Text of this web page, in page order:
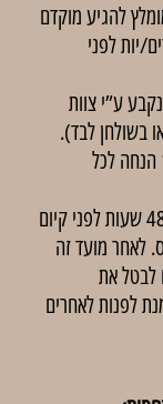
להגיע מוקדם
יות לפני
ע”י צוות
בשולחן לבד).
עם כל רכישת כרטיס ישלח קוד קופון ל15% הנחה לכל
באירועים בתשלום, ניתן לבטל כרטיסים עד 48 שעות לפני קיום
בסך 5 ₪ לכרטיס. לאחר מועד זה
לבטל את
לפנות לאחרים